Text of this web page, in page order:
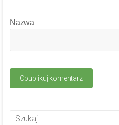
Nazwa